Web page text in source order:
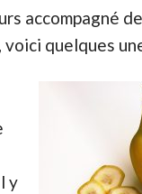
accompagné
quelques
y